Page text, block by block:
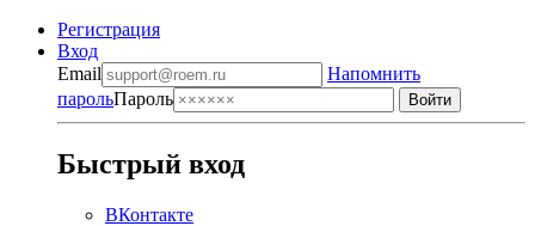
Регистрация
Вход
Email
Напомнить
парольПароль
Быстрый вход
ВКонтакте